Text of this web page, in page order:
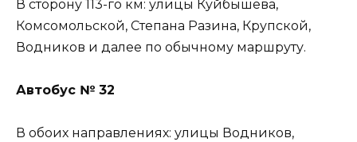
В сторону 113-го км: улицы Куйбышева,
Комсомольской, Степана Разина, Крупской,
Водников и далее по обычному маршруту.
Автобус № 32
В обоих направлениях: улицы Водников,